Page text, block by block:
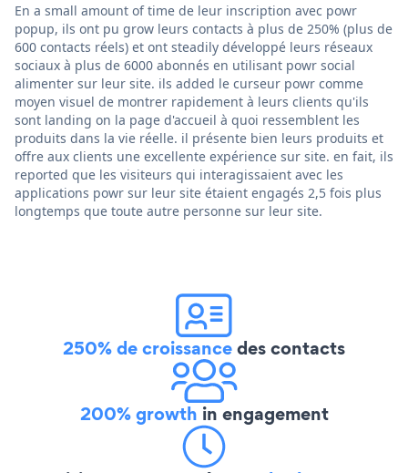
En a small amount of time de leur inscription avec powr
popup, ils ont pu grow leurs contacts à plus de 250% (plus de
600 contacts réels) et ont steadily développé leurs réseaux
sociaux à plus de 6000 abonnés en utilisant powr social
alimenter sur leur site. ils added le curseur powr comme
moyen visuel de montrer rapidement à leurs clients qu'ils
sont landing on la page d'accueil à quoi ressemblent les
produits dans la vie réelle. il présente bien leurs produits et
offre aux clients une excellente expérience sur site. en fait, ils
reported que les visiteurs qui interagissaient avec les
applications powr sur leur site étaient engagés 2,5 fois plus
longtemps que toute autre personne sur leur site.
250% de croissancedes contacts
200% growth in engagement